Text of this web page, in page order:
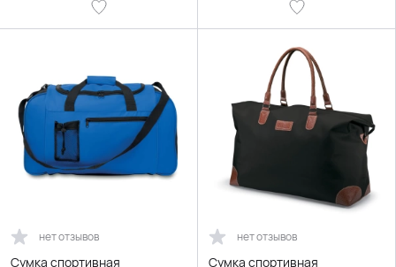
нет отзывов
Сумка спортивная
нет отзывов
Сумка спортивная